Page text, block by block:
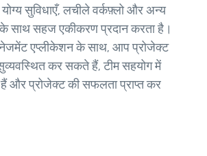
सुविधाएँ, लचीले वर्कफ़्लो और अन्य
साथ सहज एकीकरण प्रदान करता है।
एप्लीकेशन के साथ, आप प्रोजेक्ट
कर सकते हैं, टीम सहयोग में
और प्रोजेक्ट की सफलता प्राप्त कर